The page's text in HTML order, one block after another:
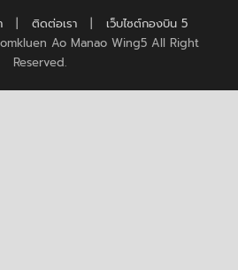
ติดต่อเรา
เว็บไซต์กองบิน 5
Ao Manao Wing5 All Right
Reserved.